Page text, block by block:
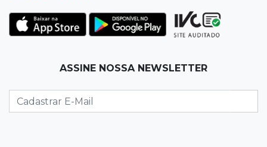
que tinha com a filha em loja
Município de MS perde 58 mil hectares e R$ 12
ASSINE NOSSA NEWSLETTER